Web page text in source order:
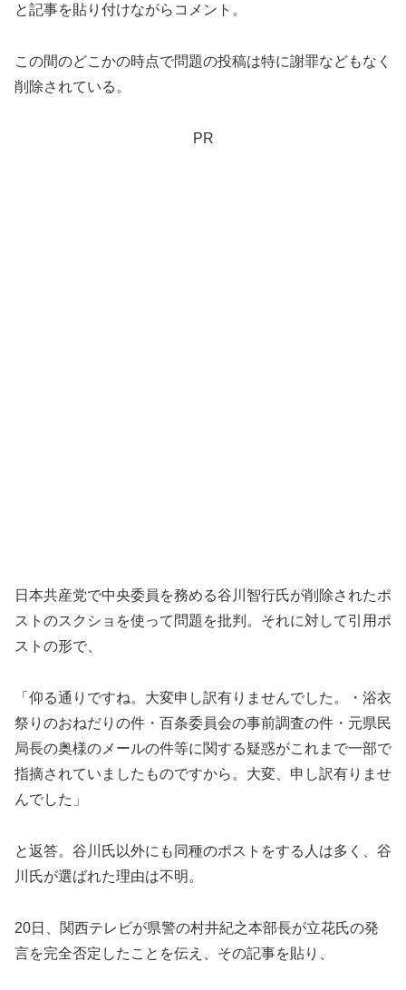
と記事を貼り付けながらコメント。
この間のどこかの時点で問題の投稿は特に謝罪などもなく
削除されている。
PR
日本共産党で中央委員を務める谷川智行氏が削除されたポ
ストのスクショを使って問題を批判。それに対して引用ポ
ストの形で、
「仰る通りですね。大変申し訳有りませんでした。・浴衣
祭りのおねだりの件・百条委員会の事前調査の件・元県民
局長の奥様のメールの件等に関する疑惑がこれまで一部で
指摘されていましたものですから。大変、申し訳有りませ
んでした」
と返答。谷川氏以外にも同種のポストをする人は多く、谷
川氏が選ばれた理由は不明。
20日、関西テレビが県警の村井紀之本部長が立花氏の発
言を完全否定したことを伝え、その記事を貼り、